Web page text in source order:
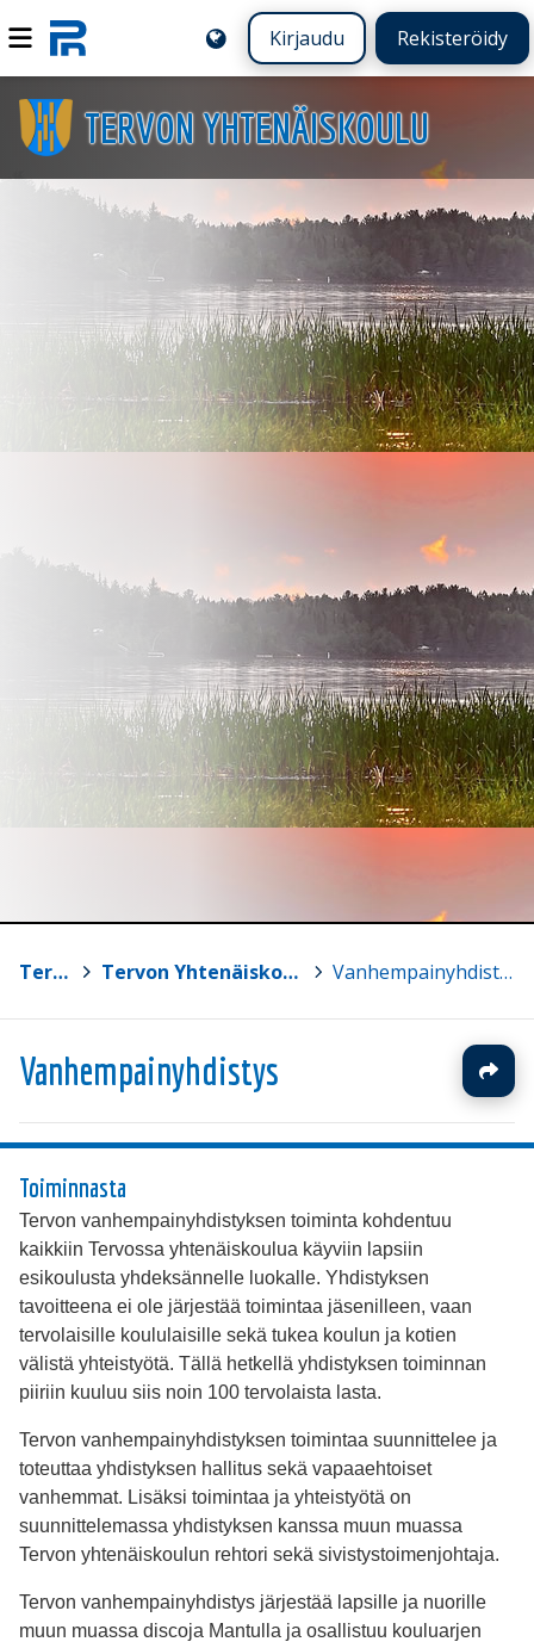
Kirjaudu Rekisteröidy
TERVON YHTENÄISKOULU
Tervo > Tervon Yhtenäiskoulu > Vanhempainyhdistys
Vanhempainyhdistys
Toiminnasta
Tervon vanhempainyhdistyksen toiminta kohdentuu
kaikkiin Tervossa yhtenäiskoulua käyviin lapsiin
esikoulusta yhdeksännelle luokalle. Yhdistyksen
tavoitteena ei ole järjestää toimintaa jäsenilleen, vaan
tervolaisille koululaisille sekä tukea koulun ja kotien
välistä yhteistyötä. Tällä hetkellä yhdistyksen toiminnan
piiriin kuuluu siis noin 100 tervolaista lasta.
Tervon vanhempainyhdistyksen toimintaa suunnittelee ja
toteuttaa yhdistyksen hallitus sekä vapaaehtoiset
vanhemmat. Lisäksi toimintaa ja yhteistyötä on
suunnittelemassa yhdistyksen kanssa muun muassa
Tervon yhtenäiskoulun rehtori sekä sivistystoimenjohtaja.
Tervon vanhempainyhdistys järjestää lapsille ja nuorille
muun muassa discoja Mantulla ja osallistuu kouluarjen